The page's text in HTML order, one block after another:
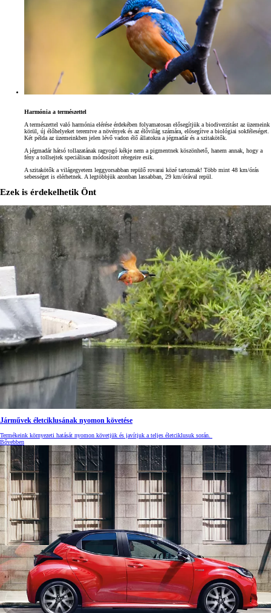
Harmónia a természettel
A természettel való harmónia elérése érdekében folyamatosan elősegítjük a biodiverzitást az üzemeink
körül, új élőhelyeket teremtve a növények és az élővilág számára, elősegítve a biológiai sokféleséget.
Két példa az üzemeinkben jelen lévő vadon élő állatokra a jégmadár és a szitakötők.
A jégmadár hátsó tollazatának ragyogó kékje nem a pigmentnek köszönhető, hanem annak, hogy a
fény a tollsejtek speciálisan módosított rétegeire esik.
A szitakötők a világegyetem leggyorsabban repülő rovarai közé tartoznak! Több mint 48 km/órás
sebességet is elérhetnek. A legtöbbjük azonban lassabban, 29 km/órával repül.
Ezek is érdekelhetik Önt
Járművek életciklusának nyomon követése
Termékeink környezeti hatását nyomon követjük és javítjuk a teljes életciklusuk során.
Bővebben